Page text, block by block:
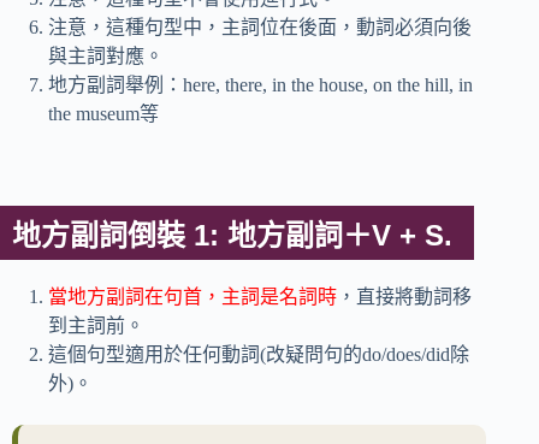
注意，這種句型中，主詞位在後面，動詞必須向後
與主詞對應。
地方副詞舉例：here, there, in the house, on the hill, in
the museum等
地方副詞倒裝 1: 地方副詞＋V + S.
當地方副詞在句首，主詞是名詞時 ，直接將動詞移
到主詞前。
這個句型適用於任何動詞(改疑問句的do/does/did除
外)。